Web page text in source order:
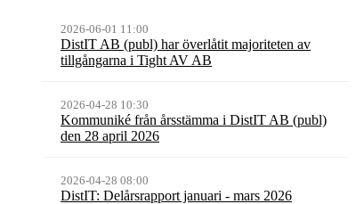
2026-06-01 11:00
DistIT AB (publ) har överlåtit majoriteten av
tillgångarna i Tight AV AB
2026-04-28 10:30
Kommuniké från årsstämma i DistIT AB (publ)
den 28 april 2026
2026-04-28 08:00
DistIT: Delårsrapport januari - mars 2026